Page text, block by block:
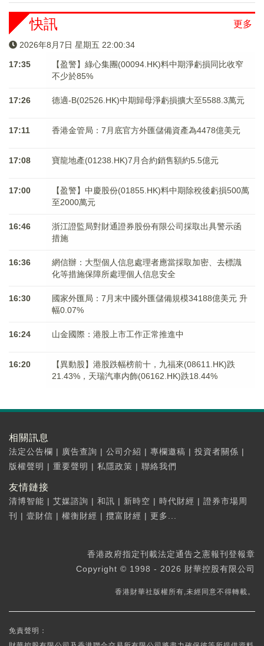
更多
快訊
2026年8月7日 星期五 22:00:35
17:35
【盈警】綠心集團(00094.HK)料中期淨虧損同比收窄
不少於85%
17:26 德適-B(02526.HK)中期歸母淨虧損擴大至5588.3萬元
17:11 香港金管局：7月底官方外匯儲備資產為4478億美元
17:08 寶龍地產(01238.HK)7月合約銷售額約5.5億元
17:00
【盈警】中慶股份(01855.HK)料中期除稅後虧損500萬
至2000萬元
16:46
浙江證監局對財通證券股份有限公司採取出具警示函
措施
16:36
網信辦：大型個人信息處理者應當採取加密、去標識
化等措施保障所處理個人信息安全
16:30
國家外匯局：7月末中國外匯儲備規模34188億美元 升
幅0.07%
16:24 山金國際：港股上市工作正常推進中
16:20
【異動股】港股跌幅榜前十，九福來(08611.HK)跌
21.43%，天瑞汽車内飾(06162.HK)跌18.44%
相關訊息
法定公告欄 | 廣告查詢 | 公司介紹 | 專欄邀稿 | 投資者關係 |
版權聲明 | 重要聲明 | 私隱政策 | 聯絡我們
友情鏈接
清博智能 | 艾媒諮詢 | 和訊 | 新時空 | 時代財經 | 證券市場周
刊
| 壹財信 | 權衡財經 | 攬富財經 | 更多...
香港政府指定刊載法定通告之憲報刊登報章
Copyright © 1998 - 2026 財華控股有限公司
香港財華社版權所有,未經同意不得轉載。
免責聲明：